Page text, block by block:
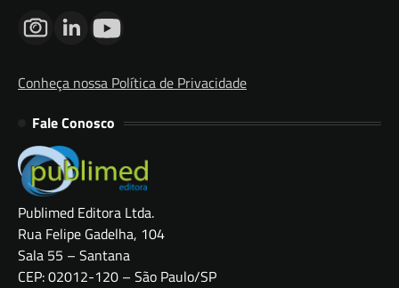
Conheça nossa Política de Privacidade
Fale Conosco
Publimed Editora Ltda.
Rua Felipe Gadelha, 104
Sala 55 – Santana
CEP: 02012-120 – São Paulo/SP